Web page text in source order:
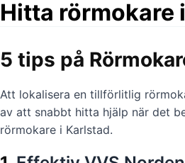
Hitta rörmokare
5 tips på
Att lokalisera en tillförlitlig
av att snabbt hitta hjälp när det
rörmokare i Karlstad.